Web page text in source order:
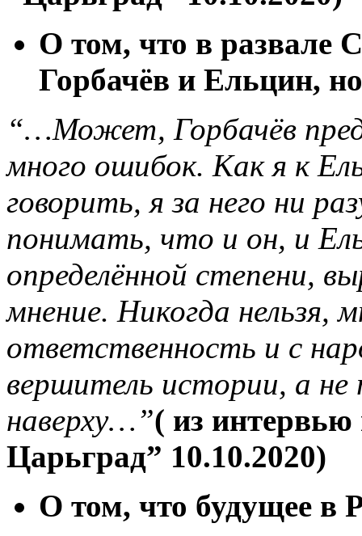
О том, что в развале
Горбачёв и Ельцин,
“…Может, Горбачёв
много ошибок. Как я к
говорить, я за него ни
понимать, что и он, и
определённой степени,
мнение. Никогда нельзя,
ответственность и с
вершитель истории, а
наверху…”( из интервью
Царьград” 10.10.2020)
О том, что будущее в